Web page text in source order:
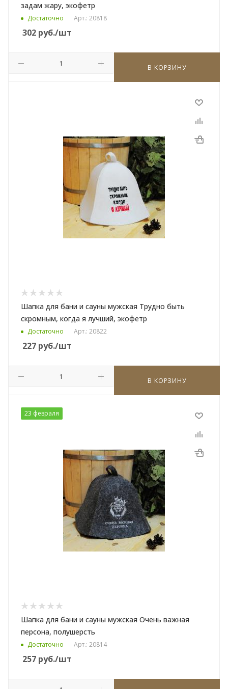
задам жару, экофетр
Достаточно Арт.: 20818
302 руб./шт
В КОРЗИНУ
Шапка для бани и сауны мужская Трудно быть
скромным, когда я лучший, экофетр
Достаточно Арт.: 20822
227 руб./шт
В КОРЗИНУ
23 февраля
Шапка для бани и сауны мужская Очень важная
персона, полушерсть
Достаточно Арт.: 20814
257 руб./шт